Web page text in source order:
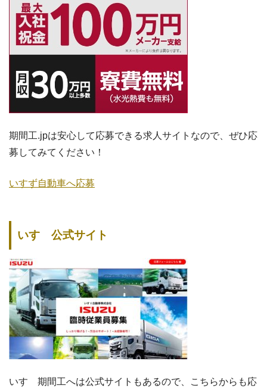
期間工.jpは安心して応募できる求人サイトなので、ぜひ応
募してみてください！
いすず自動車へ応募
いすゞ公式サイト
いすゞ期間工へは公式サイトもあるので、こちらからも応